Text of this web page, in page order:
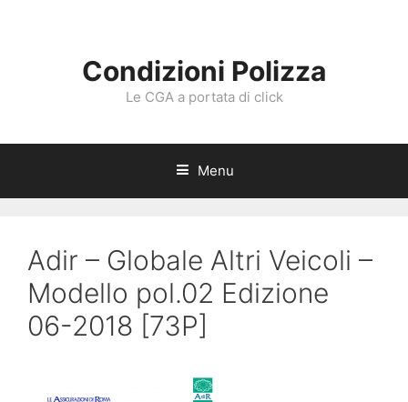
Condizioni Polizza
Le CGA a portata di click
Menu
Adir – Globale Altri Veicoli –
Modello pol.02 Edizione
06-2018 [73P]